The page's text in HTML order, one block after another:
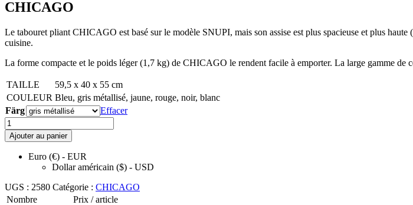
CHICAGO
Le tabouret pliant CHICAGO est basé sur le modèle SNUPI, mais son assise est plus spacieuse et plus
cuisine.
La forme compacte et le poids léger (1,7 kg) de CHICAGO le rendent facile à emporter. La large gamme
TAILLE
59,5 x 40 x 55 cm
COULEUR Bleu, gris métallisé, jaune, rouge, noir, blanc
Färg
Effacer
quantité
de
CHICAGO
Ajouter au panier
Euro (€) - EUR
Dollar américain ($) - USD
UGS : 2580 Catégorie : CHICAGO
Nombre
Prix / article